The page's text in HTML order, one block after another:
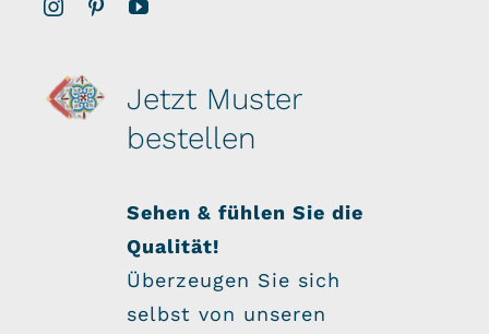
Jetzt Muster
bestellen
Sehen & fühlen Sie die
Qualität!
Überzeugen Sie sich
selbst von unseren